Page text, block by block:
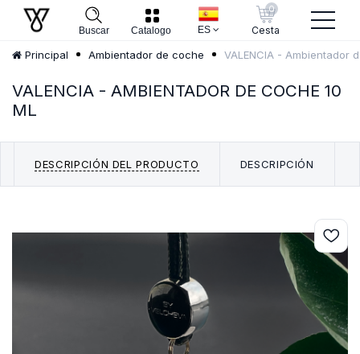
Buscar Catalogo ES
0
Cesta
Principal Ambientador de coche VALENCIA - Ambientador
VALENCIA - AMBIENTADOR DE COCHE 10
ML
DESCRIPCIÓN DEL PRODUCTO DESCRIPCIÓN